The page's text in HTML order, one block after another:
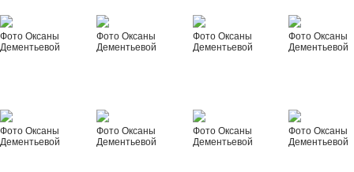
Фото Оксаны
Дементьевой
Фото Оксаны
Дементьевой
Фото Оксаны
Дементьевой
Фото Оксаны
Дементьевой
Фото Оксаны
Дементьевой
Фото Оксаны
Дементьевой
Фото Оксаны
Дементьевой
Фото Оксаны
Дементьевой